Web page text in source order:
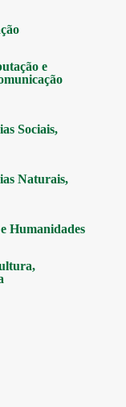
e
Sociais,
Naturais,
Humanidades